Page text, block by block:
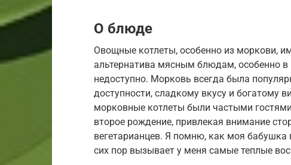
О блюде
Овощные котлеты, особенно из моркови,
альтернатива мясным блюдам, особенно
недоступно. Морковь всегда была
доступности, сладкому вкусу и богатому
морковные котлеты были частыми
второе рождение, привлекая внимание
вегетарианцев. Я помню, как моя бабушка
сих пор вызывает у меня самые теплые